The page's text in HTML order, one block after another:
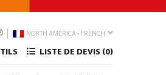
NORTH AMERICA - FRENCH
LISTE DE DEVIS (0)